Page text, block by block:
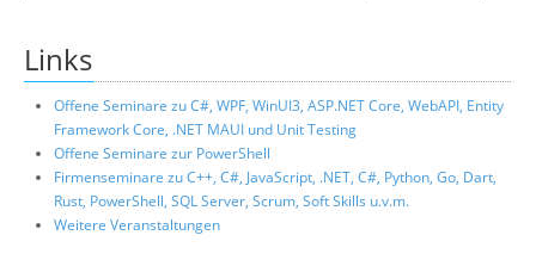
Links
Offene Seminare zu C#, WPF, WinUI3, ASP.NET Core, WebAPI, Entity
Framework Core, .NET MAUI und Unit Testing
Offene Seminare zur PowerShell
Firmenseminare zu C++, C#, JavaScript, .NET, C#, Python, Go, Dart,
Rust, PowerShell, SQL Server, Scrum, Soft Skills u.v.m.
Weitere Veranstaltungen